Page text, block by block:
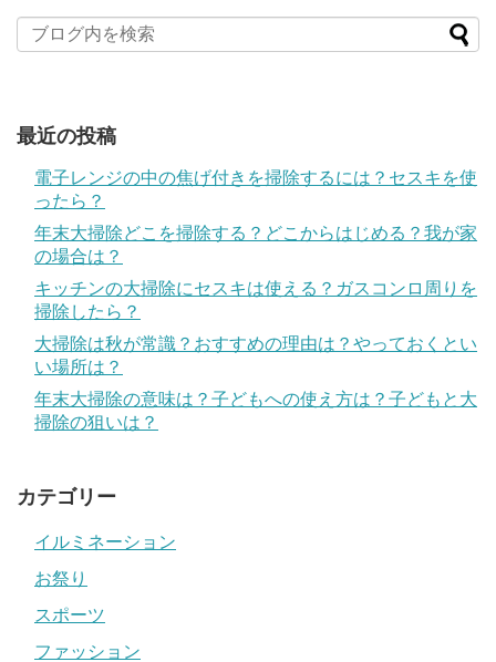
最近の投稿
電子レンジの中の焦げ付きを掃除するには？セスキを使
ったら？
年末大掃除どこを掃除する？どこからはじめる？我が家
の場合は？
キッチンの大掃除にセスキは使える？ガスコンロ周りを
掃除したら？
大掃除は秋が常識？おすすめの理由は？やっておくとい
い場所は？
年末大掃除の意味は？子どもへの使え方は？子どもと大
掃除の狙いは？
カテゴリー
イルミネーション
お祭り
スポーツ
ファッション